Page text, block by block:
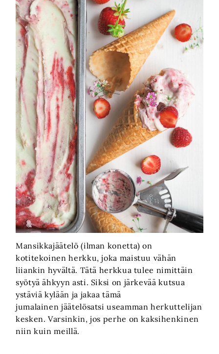
Mansikkajäätelö (ilman konetta) on
kotitekoinen herkku, joka maistuu vähän
liiankin hyvältä. Tätä herkkua tulee nimittäin
syötyä ähkyyn asti. Siksi on järkevää kutsua
ystäviä kylään ja jakaa tämä
jumalainen jäätelösatsi useamman herkuttelijan
kesken. Varsinkin, jos perhe on kaksihenkinen
niin kuin meillä.